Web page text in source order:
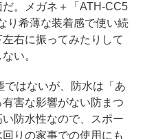
。メガネ＋「ATH-CC5
り希薄な装着感で使い続
右に振ってみたりして
い。
はないが、防水は「あ
害な影響がない防まつ
防水性なので、スポー
りの家事での使用にも